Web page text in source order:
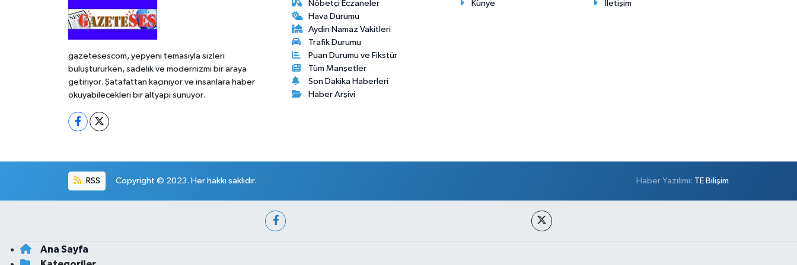
gazetesescom, yepyeni temasıyla sizleri
buluştururken, sadelik ve modernizmi bir araya
getiriyor. Şatafattan kaçınıyor ve insanlara haber
okuyabilecekleri bir altyapı sunuyor.
Nöbetçi Eczaneler
Hava Durumu
Aydin Namaz Vakitleri
Trafik Durumu
Puan Durumu ve Fikstür
Tüm Manşetler
Son Dakika Haberleri
Haber Arşivi
Künye İletişim
RSS Copyright © 2023. Her hakkı saklıdır. Haber Yazılımı: TE Bilişim
Ana Sayfa